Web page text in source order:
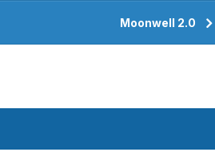
Moonwell 2.0